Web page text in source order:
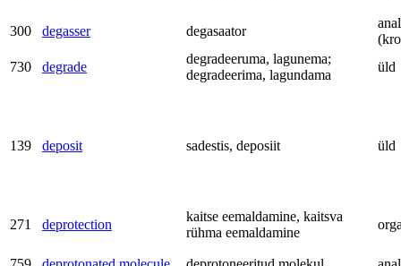
300 degasser degasaator
730
degrade
degradeeruma, lagunema;
degradeerima, lagundama
üld
139 deposit sadestis, deposiit üld
271 deprotection
kaitse eemaldamine, kaitsva
rühma eemaldamine